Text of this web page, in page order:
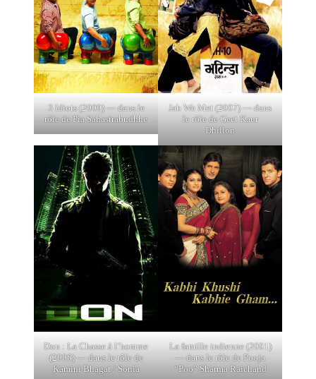
3 Idiots (2009) — dans le
rôle de Pia Sahastrabudhhe
Jab We Met (2007) — dans
le rôle de Geet Kaur
Dhillon
Don : La Chasse à l’homme
(2006) — dans le rôle de
Kamini Bhagat / Sonia
La famille indienne (2001)
— dans le rôle de Pooja
“Poo” Sharma Raichand